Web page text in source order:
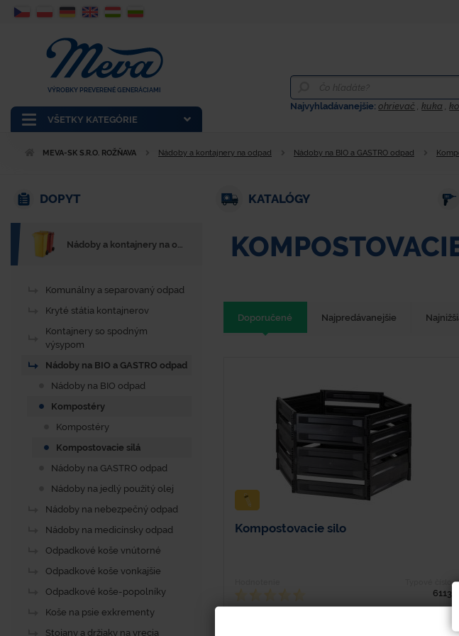
VŠETKY KATEGÓRIE
VÝROBKY PREVERENÉ GENERÁCIAMI
Najvyhladávanejšie:ohrievač ,kuka ,
MEVA-SK S.R.O. ROŽŇAVA Nádoby a kontajnery na odpad Nádoby na BIO a GASTRO odpad
DOPYT KATALÓGY
Doporučené Najpredávanejšie
Kompostovacie silo
6113
Komunálny a separovaný odpad
Kryté státia kontajnerov
Kontajnery so spodným
výsypom
Nádoby na BIO a GASTRO odpad
Nádoby na BIO odpad
Kompostéry
Kompostéry
Kompostovacie silá
Nádoby na GASTRO odpad
Nádoby na jedlý použitý olej
Nádoby na nebezpečný odpad
Nádoby na medicínsky odpad
Odpadkové koše vnútorné
Odpadkové koše vonkajšie
Odpadkové koše-popolníky
Koše na psie exkrementy
Stojany a držiaky na vrecia